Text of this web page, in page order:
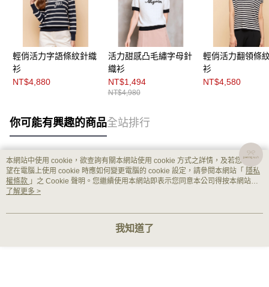
輕俏活力字語條紋針織
衫
NT$4,880
活力甜感凸毛繡字母針
織衫
NT$1,494
NT$4,980
輕俏活力翻領條
衫
NT$4,580
你可能有興趣的商品全站排行
熱門標籤
本網站中使用 cookie，欲查詢有關本網站使用 cookie 方式之詳情，及若您不希
望在電腦上使用 cookie 時應如何變更電腦的 cookie 設定，請參閱本網站「 隱私
權條款 」之 Cookie 聲明。您繼續使用本網站即表示您同意本公司得按本網站使
用條款之 Cookie 聲明使用 cookie。
了解更多 >
我知道了